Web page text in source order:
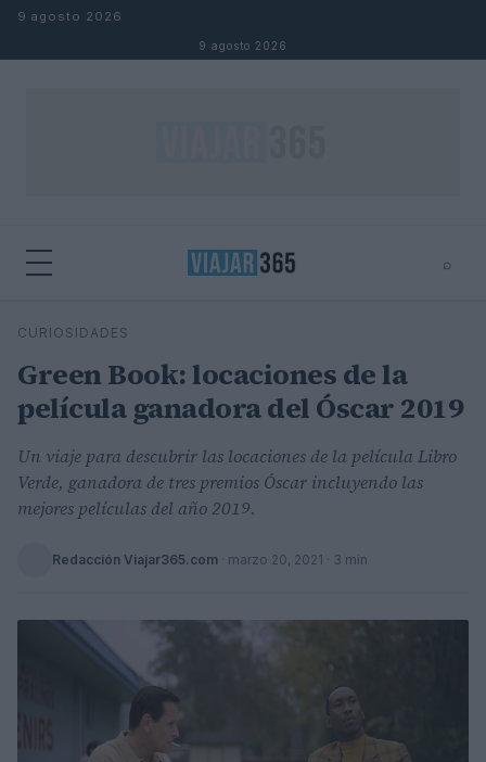
Saltar al contenido
9 agosto 2026
9 agosto 2026
⌕
Buscar
CURIOSIDADES
Green Book: locaciones de la
película ganadora del Óscar 2019
Un viaje para descubrir las locaciones de la película Libro
Verde, ganadora de tres premios Óscar incluyendo las
mejores películas del año 2019.
Redacción Viajar365.com · marzo 20, 2021 · 3 min